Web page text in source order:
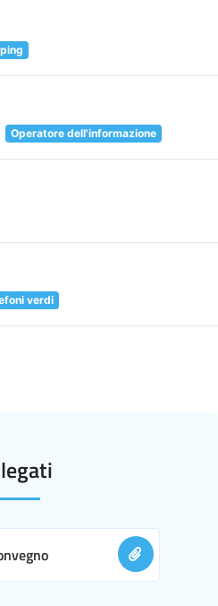
Operatore dell'informazione
verdi